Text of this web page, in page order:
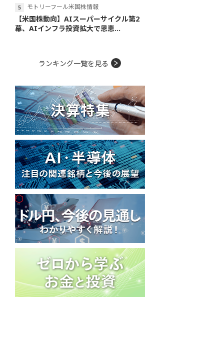
モトリーフール米国株情報
【米国株動向】AIスーパーサイクル第2
幕、AIインフラ投資拡大で恩恵...
ランキング一覧を見る